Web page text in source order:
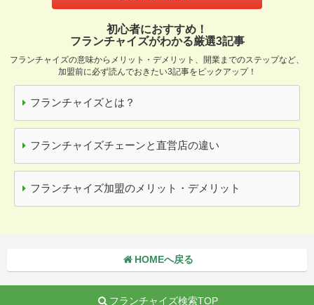
初心者におすすめ！
フランチャイズがわかる厳選3記事
フランチャイズの意味からメリット・デメリット、開業までのステップなど、
加盟前に必ず読んでおきたい3記事をピックアップ！
フランチャイズとは？
フランチャイズチェーンと直営店の違い
フランチャイズ加盟のメリット・デメリット
HOMEへ戻る
フランチャイズ検索TOP